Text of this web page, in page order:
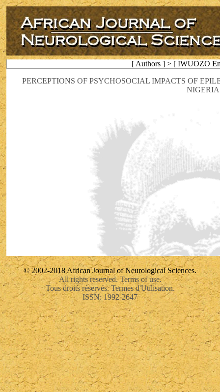
[ Authors ] > [ IWUOZO
PERCEPTIONS OF PSYCHOSOCIAL IMPACTS OF
NIGERIA
© 2002-2018 African Journal of Neurological Sciences.
All rights reserved. Terms of use.
Tous droits réservés. Termes d'Utilisation.
ISSN: 1992-2647